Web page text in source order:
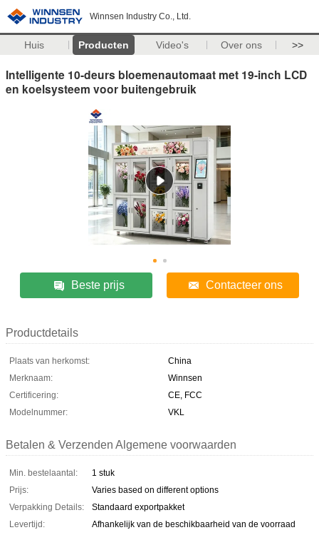
Winnsen Industry Co., Ltd.
Huis Producten Video's Over ons >>
Intelligente 10-deurs bloemenautomaat met 19-inch LCD
en koelsysteem voor buitengebruik
Beste prijs Contacteer ons
Productdetails
Plaats van herkomst:
China
Merknaam:
Winnsen
Certificering:
CE, FCC
Modelnummer:
VKL
Betalen & Verzenden Algemene voorwaarden
Min. bestelaantal:
1 stuk
Prijs:
Varies based on different options
Verpakking Details:
Standaard exportpakket
Levertijd:
Afhankelijk van de beschikbaarheid van de voorraad